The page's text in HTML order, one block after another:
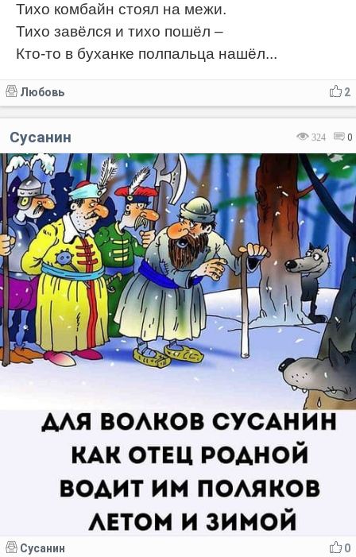
Тихо комбайн стоял на межи.
Тихо завёлся и тихо пошёл –
Кто-то в буханке полпальца нашёл...
2
Любовь
324 0
Сусанин
0
Сусанин